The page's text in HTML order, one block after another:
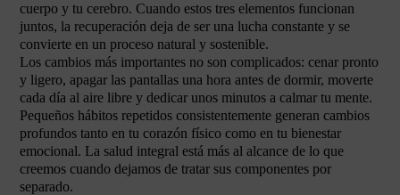
cuerpo y tu cerebro. Cuando estos tres elementos funcionan
juntos, la recuperación deja de ser una lucha constante y se
convierte en un proceso natural y sostenible.
Los cambios más importantes no son complicados: cenar pronto
y ligero, apagar las pantallas una hora antes de dormir, moverte
cada día al aire libre y dedicar unos minutos a calmar tu mente.
Pequeños hábitos repetidos consistentemente generan cambios
profundos tanto en tu corazón físico como en tu bienestar
emocional. La salud integral está más al alcance de lo que
creemos cuando dejamos de tratar sus componentes por
separado.